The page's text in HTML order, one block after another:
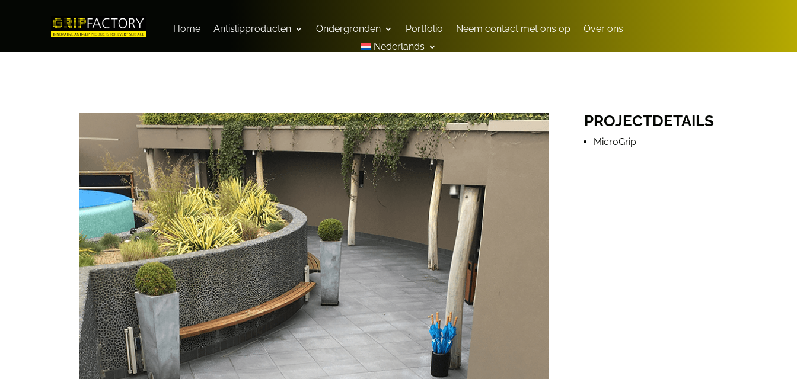
Home Antislipproducten Ondergronden Portfolio Neem contact met ons op
Over ons
Nederlands
PROJECTDETAILS
MicroGrip